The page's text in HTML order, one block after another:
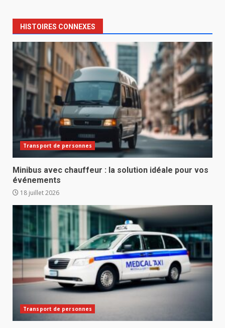
HISTOIRES CONNEXES
Transport de personnes
Minibus avec chauffeur : la solution idéale pour vos
événements
18 juillet 2026
Transport de personnes